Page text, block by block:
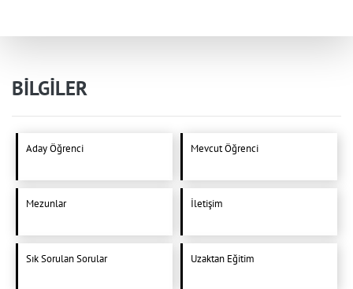
BİLGİLER
Aday Öğrenci Mevcut Öğrenci
Mezunlar İletişim
Sık Sorulan Sorular Uzaktan Eğitim